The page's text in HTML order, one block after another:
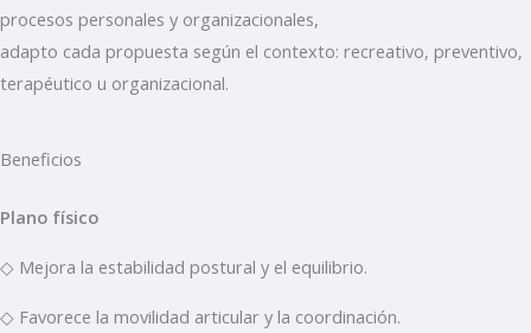
procesos personales y organizacionales,
adapto cada propuesta según el contexto: recreativo, preventivo,
terapéutico u organizacional.
Beneficios
Plano físico
◇ Mejora la estabilidad postural y el equilibrio.
◇ Favorece la movilidad articular y la coordinación.